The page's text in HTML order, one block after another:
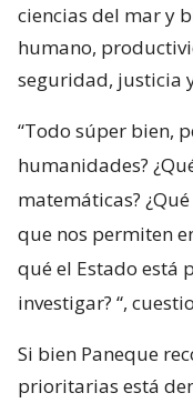
ciencias del mar y
humano,
seguridad, justicia
“Todo súper bien,
humanidades?
matemáticas?
que nos permiten
qué el Estado está
investigar? “,
Si bien Paneque
prioritarias está